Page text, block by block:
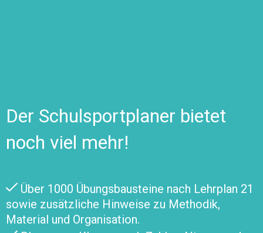
Der Schulsportplaner bietet
noch viel mehr!
Über 1000 Übungsbausteine nach Lehrplan 21
sowie zusätzliche Hinweise zu Methodik,
Material und Organisation.